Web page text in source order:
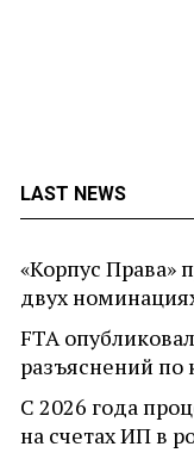
LAST NEWS
«Корпус Права»
двух
FTA
разъяснений по
С 2026 года
на счетах ИП в